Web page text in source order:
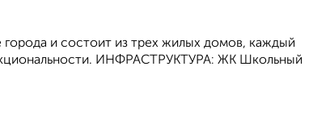
и состоит из трех жилых домов, каждый
ИНФРАСТРУКТУРА: ЖК Школьный